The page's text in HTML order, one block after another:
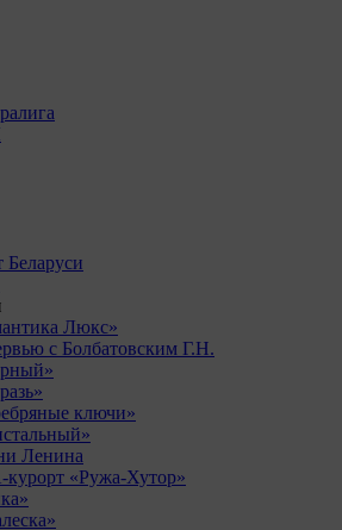
Беларуси
Люкс»
с Болбатовским Г.Н.
ключи»
Ленина
«Ружа-Хутор»